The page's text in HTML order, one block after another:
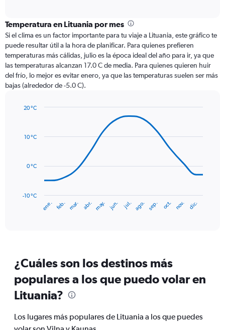
categories.
Range:
12
categories.
The
chart
has
1
axis
Range:
90.
Temperatura en Lituania por mes
Si el clima es un factor importante para tu viaje a Lituania, este gráfico te
puede resultar útil a la hora de planificar. Para quienes prefieren
temperaturas más cálidas, julio es la época ideal del año para ir, ya que
las temperaturas alcanzan 17.0 C de media. Para quienes quieren huir
del frío, lo mejor es evitar enero, ya que las temperaturas suelen ser más
bajas (alrededor de -5.0 C).
with
has
14
categories.
The
chart
has
Y
ene. feb. mar. abr. may. jun. jul. ago. sep. oct. nov. dic.
-10 °C
0 °C
10 °C
20 °C
¿Cuáles son los destinos más
populares a los que puedo volar en
Lituania?
Los lugares más populares de Lituania a los que puedes